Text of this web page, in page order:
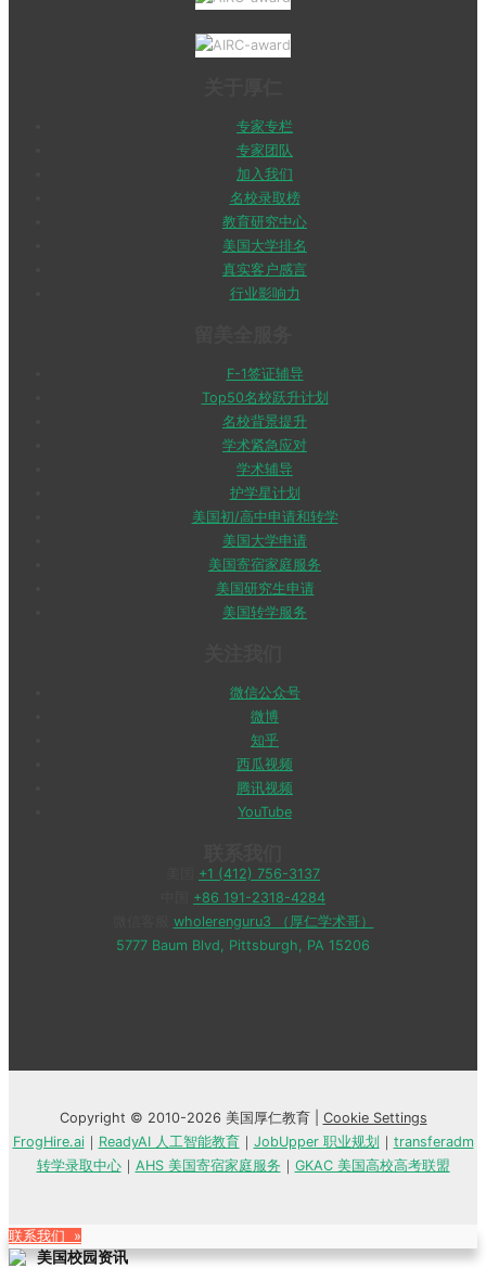
专家专栏
专家团队
加入我们
名校录取榜
教育研究中心
美国大学排名
真实客户感言
行业影响力
F-1签证辅导
Top50名校跃升计划
名校背景提升
学术紧急应对
学术辅导
护学星计划
美国初/高中申请和转学
美国大学申请
美国寄宿家庭服务
美国研究生申请
美国转学服务
微信公众号
微博
知乎
西瓜视频
腾讯视频
YouTube
+1 (412) 756-3137
+86 191-2318-4284
wholerenguru3 （厚仁学术哥）
5777 Baum Blvd, Pittsburgh, PA 15206
Copyright © 2010-2026 美国厚仁教育 | Cookie Settings
FrogHire.ai｜ ReadyAI 人工智能教育｜ JobUpper 职业规划 ｜ transferadm
转学录取中心｜ AHS 美国寄宿家庭服务 ｜ GKAC 美国高校高考联盟
联系我们 »
美国校园资讯